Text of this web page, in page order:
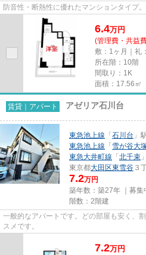
防音性・断熱性に優れたマンションタイプ
6.4万円
(管理費・共益
敷：1ヶ月｜礼
所在階：10階
間取り：1K
面積：17.56㎡
賃貸｜アパート アゼリア石川台
東急池上線 「 石川台 」
東急池上線 「 雪が谷大
東急大井町線 「 北千束
東京都大田区東雪谷 ３
7.2万円
築年数：築27年 ｜募集
階数：2階建
一般的なアパートです。どの部屋も安く、
スメです。
7.2万円